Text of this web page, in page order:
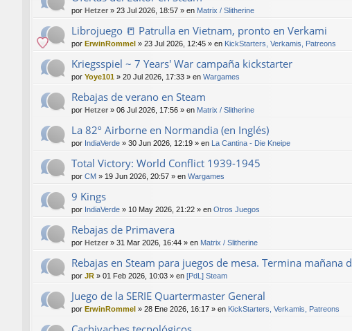
por Hetzer » 23 Jul 2026, 18:57 » en Matrix / Slitherine
Librojuego 📒 Patrulla en Vietnam, pronto en Verkami
por ErwinRommel » 23 Jul 2026, 12:45 » en KickStarters, Verkamis, Patreons
Kriegsspiel ~ 7 Years' War campaña kickstarter
por Yoye101 » 20 Jul 2026, 17:33 » en Wargames
Rebajas de verano en Steam
por Hetzer » 06 Jul 2026, 17:56 » en Matrix / Slitherine
La 82º Airborne en Normandia (en Inglés)
por IndiaVerde » 30 Jun 2026, 12:19 » en La Cantina - Die Kneipe
Total Victory: World Conflict 1939-1945
por CM » 19 Jun 2026, 20:57 » en Wargames
9 Kings
por IndiaVerde » 10 May 2026, 21:22 » en Otros Juegos
Rebajas de Primavera
por Hetzer » 31 Mar 2026, 16:44 » en Matrix / Slitherine
Rebajas en Steam para juegos de mesa. Termina mañana
por JR » 01 Feb 2026, 10:03 » en [PdL] Steam
Juego de la SERIE Quartermaster General
por ErwinRommel » 28 Ene 2026, 16:17 » en KickStarters, Verkamis, Patreons